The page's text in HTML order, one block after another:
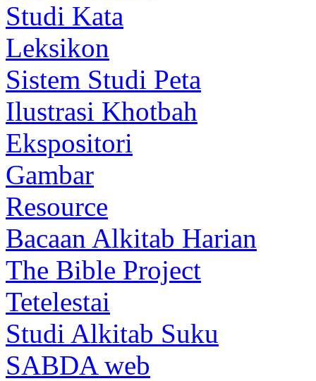
Studi Kata
Leksikon
Sistem Studi Peta
Ilustrasi Khotbah
Ekspositori
Gambar
Resource
Bacaan Alkitab Harian
The Bible Project
Tetelestai
Studi Alkitab Suku
SABDA web